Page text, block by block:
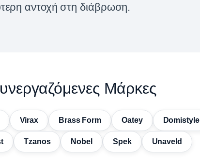
αντοχή στη διάβρωση.
Μάρκες
Virax Brass Form Oatey Domistyle
Tzanos Nobel Spek Unaveld